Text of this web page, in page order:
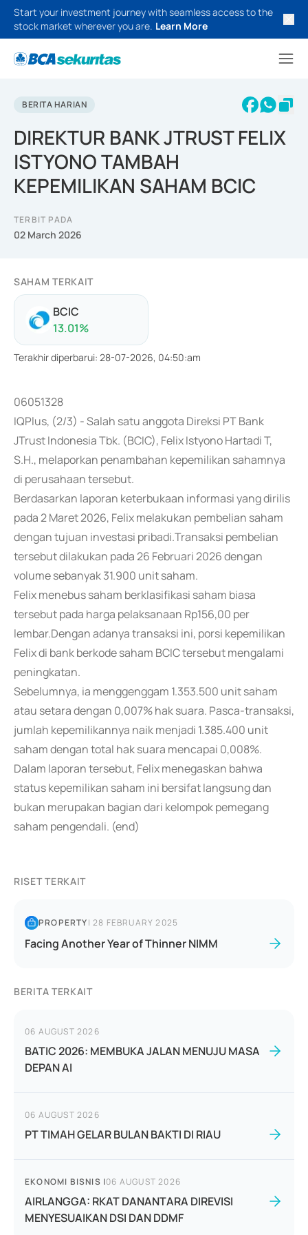
Start your investment journey with seamless access to the
stock market wherever you are. Learn More
BERITA HARIAN
DIREKTUR BANK JTRUST FELIX
ISTYONO TAMBAH
KEPEMILIKAN SAHAM BCIC
TERBIT PADA
02 March 2026
SAHAM TERKAIT
BCIC
13.01%
Terakhir diperbarui: 28-07-2026, 04:50:am
06051328
IQPlus, (2/3) - Salah satu anggota Direksi PT Bank
JTrust Indonesia Tbk. (BCIC), Felix Istyono Hartadi T,
S.H., melaporkan penambahan kepemilikan sahamnya
di perusahaan tersebut.
Berdasarkan laporan keterbukaan informasi yang dirilis
pada 2 Maret 2026, Felix melakukan pembelian saham
dengan tujuan investasi pribadi.Transaksi pembelian
tersebut dilakukan pada 26 Februari 2026 dengan
volume sebanyak 31.900 unit saham.
Felix menebus saham berklasifikasi saham biasa
tersebut pada harga pelaksanaan Rp156,00 per
lembar.Dengan adanya transaksi ini, porsi kepemilikan
Felix di bank berkode saham BCIC tersebut mengalami
peningkatan.
Sebelumnya, ia menggenggam 1.353.500 unit saham
atau setara dengan 0,007% hak suara. Pasca-transaksi,
jumlah kepemilikannya naik menjadi 1.385.400 unit
saham dengan total hak suara mencapai 0,008%.
Dalam laporan tersebut, Felix menegaskan bahwa
status kepemilikan saham ini bersifat langsung dan
bukan merupakan bagian dari kelompok pemegang
saham pengendali. (end)
RISET TERKAIT
PROPERTY|28 FEBRUARY 2025
Facing Another Year of Thinner NIMM
BERITA TERKAIT
06 AUGUST 2026
BATIC 2026: MEMBUKA JALAN MENUJU MASA
DEPAN AI
06 AUGUST 2026
PT TIMAH GELAR BULAN BAKTI DI RIAU
EKONOMI BISNIS |06 AUGUST 2026
AIRLANGGA: RKAT DANANTARA DIREVISI
MENYESUAIKAN DSI DAN DDMF